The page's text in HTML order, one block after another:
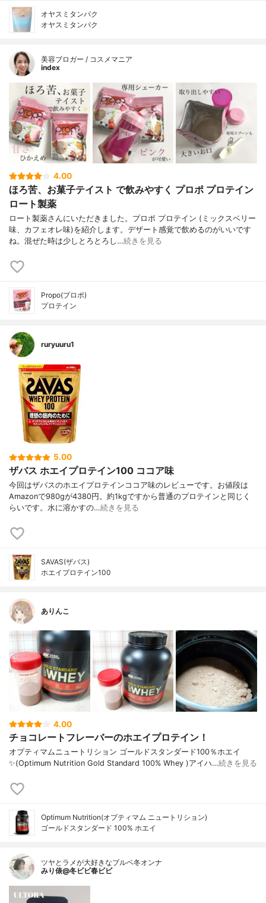
オヤスミタンパク
オヤスミタンパク
美容ブロガー / コスメマニア
index
4.00
ほろ苦、お菓子テイスト で飲みやすく プロポ プロテイン
ロート製薬
ロート製薬さんにいただきました。プロポ プロテイン (ミックスベリー
味、カフェオレ味)を紹介します。デザート感覚で飲めるのがいいです
ね。混ぜた時は少しとろとろし…続きを見る
Propo(プロポ)
プロテイン
ruryuuru1
5.00
ザバス ホエイプロテイン100 ココア味
今回はザバスのホエイプロテインココア味のレビューです。お値段は
Amazonで980gが4380円。約1kgですから普通のプロテインと同じく
らいです。水に溶かすの…続きを見る
SAVAS(ザバス)
ホエイプロテイン100
ありんこ
4.00
チョコレートフレーバーのホエイプロテイン！
オプティマムニュートリション ゴールドスタンダード100％ホエイ
✨(Optimum Nutrition Gold Standard 100% Whey )アイハ…続きを見る
Optimum Nutrition(オプティマム ニュートリション)
ゴールドスタンダード 100% ホエイ
ツヤとラメが大好きなブルベ冬オンナ
みり俵@冬ビビ春ビビ